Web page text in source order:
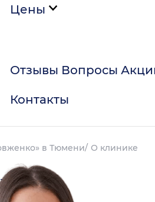
Цены
Отзывы Вопросы
Контакты
в Тюмени
О клинике